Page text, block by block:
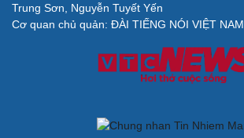
Trung Sơn, Nguyễn Tuyết Yến
Cơ quan chủ quản: ĐÀI TIẾNG NÓI VIỆT NAM